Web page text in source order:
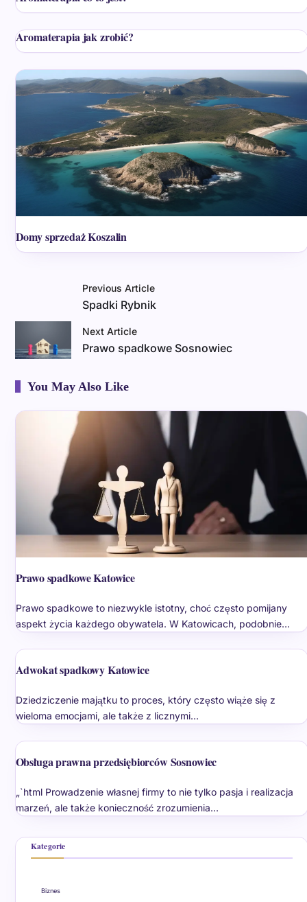
Aromaterapia jak zrobić?
Domy sprzedaż Koszalin
Previous Article
Spadki Rybnik
Next Article
Prawo spadkowe Sosnowiec
You May Also Like
Prawo spadkowe Katowice
Prawo spadkowe to niezwykle istotny, choć często pomijany
aspekt życia każdego obywatela. W Katowicach, podobnie…
Adwokat spadkowy Katowice
Dziedziczenie majątku to proces, który często wiąże się z
wieloma emocjami, ale także z licznymi…
Obsługa prawna przedsiębiorców Sosnowiec
„`html Prowadzenie własnej firmy to nie tylko pasja i realizacja
marzeń, ale także konieczność zrozumienia…
Kategorie
Biznes